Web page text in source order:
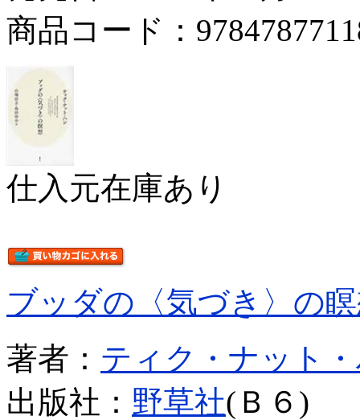
商品コード：
仕入元在庫あり
ブッダの〈気づき〉の
著者： ティク・ナット
出版社： 野草社(Ｂ６)